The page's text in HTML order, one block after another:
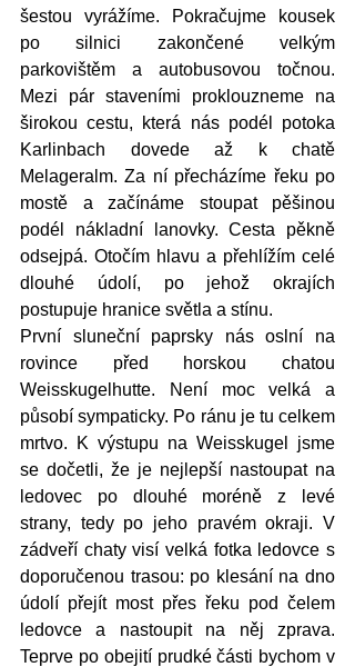
šestou vyrážíme. Pokračujme kousek
po silnici zakončené velkým
parkovištěm a autobusovou točnou.
Mezi pár staveními proklouzneme na
širokou cestu, která nás podél potoka
Karlinbach dovede až k chatě
Melageralm. Za ní přecházíme řeku po
mostě a začínáme stoupat pěšinou
podél nákladní lanovky. Cesta pěkně
odsejpá. Otočím hlavu a přehlížím celé
dlouhé údolí, po jehož okrajích
postupuje hranice světla a stínu.
První sluneční paprsky nás oslní na
rovince před horskou chatou
Weisskugelhutte. Není moc velká a
působí sympaticky. Po ránu je tu celkem
mrtvo. K výstupu na Weisskugel jsme
se dočetli, že je nejlepší nastoupat na
ledovec po dlouhé moréně z levé
strany, tedy po jeho pravém okraji. V
zádveří chaty visí velká fotka ledovce s
doporučenou trasou: po klesání na dno
údolí přejít most přes řeku pod čelem
ledovce a nastoupit na něj zprava.
Teprve po obejití prudké části bychom v